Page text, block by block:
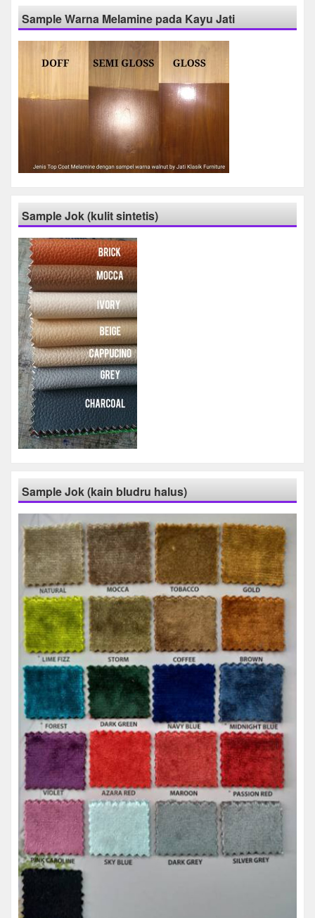
Sample Warna Melamine pada Kayu Jati
Sample Jok (kulit sintetis)
Sample Jok (kain bludru halus)